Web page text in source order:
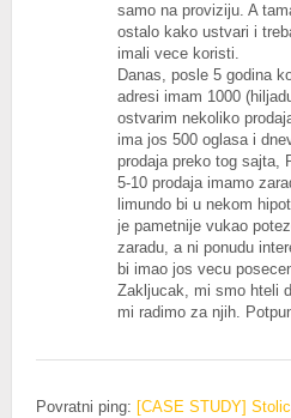
samo na proviziju. A
ostalo kako ustvari i
imali vece koristi.
Danas, posle 5 godina
adresi imam 1000
ostvarim nekoliko
ima jos 500 oglasa i
prodaja preko tog sajta,
5-10 prodaja imamo
limundo bi u nekom
je pametnije vukao
zaradu, a ni ponudu
bi imao jos vecu
Zakljucak, mi smo hteli
mi radimo za njih.
Povratni ping: [CASE STUDY]